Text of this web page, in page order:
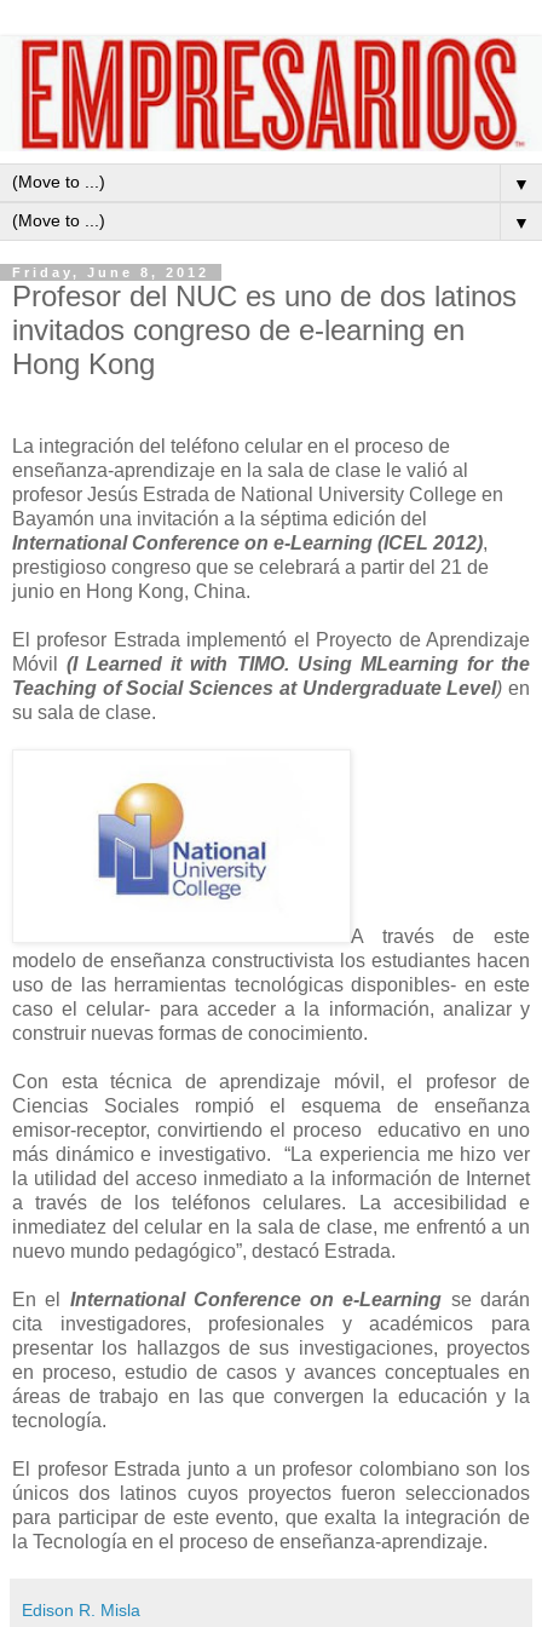
▼
▼
Friday, June 8, 2012
Profesor del NUC es uno de dos latinos
invitados congreso de e-learning en
Hong Kong
La integración del teléfono celular en el proceso de
enseñanza-aprendizaje en la sala de clase le valió al
profesor Jesús Estrada de National University College en
Bayamón una invitación a la séptima edición del
International Conference on e-Learning (ICEL 2012),
prestigioso congreso que se celebrará a partir del 21 de
junio en Hong Kong, China.
El profesor Estrada implementó el Proyecto de Aprendizaje
Móvil(I Learned it with TIMO. Using MLearning for the
Teaching of Social Sciences at Undergraduate Level) en
su sala de clase.
A través de este
modelo de enseñanza constructivista los estudiantes hacen
uso de las herramientas tecnológicas disponibles- en este
caso el celular- para acceder a la información, analizar y
construir nuevas formas de conocimiento.
Con esta técnica de aprendizaje móvil, el profesor de
Ciencias Sociales rompió el esquema de enseñanza
emisor-receptor, convirtiendo el proceso educativo en uno
más dinámico e investigativo. “La experiencia me hizo ver
la utilidad del acceso inmediato a la información de Internet
a través de los teléfonos celulares. La accesibilidad e
inmediatez del celular en la sala de clase, me enfrentó a un
nuevo mundo pedagógico”, destacó Estrada.
En el International Conference on e-Learning se darán
cita investigadores, profesionales y académicos para
presentar los hallazgos de sus investigaciones, proyectos
en proceso, estudio de casos y avances conceptuales en
áreas de trabajo en las que convergen la educación y la
tecnología.
El profesor Estrada junto a un profesor colombiano son los
únicos dos latinos cuyos proyectos fueron seleccionados
para participar de este evento, que exalta la integración de
la Tecnología en el proceso de enseñanza-aprendizaje.
Edison R. Misla